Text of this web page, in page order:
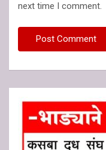
next time I comment.